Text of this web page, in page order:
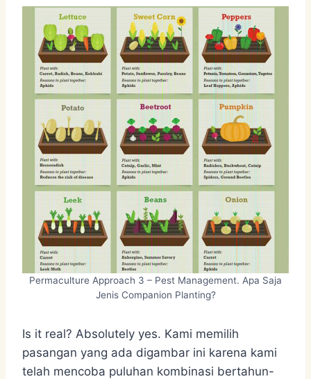
Permaculture Approach 3 – Pest Management. Apa Saja
Jenis Companion Planting?
Is it real? Absolutely yes. Kami memilih
pasangan yang ada digambar ini karena kami
telah mencoba puluhan kombinasi bertahun-